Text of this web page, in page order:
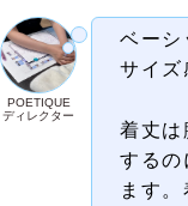
POETIQUE
ディレクター
ベーシ
サイズ
着丈は
するの
ます